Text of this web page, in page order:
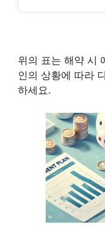
위의 표는 해약 시
인의 상황에 따라
하세요.